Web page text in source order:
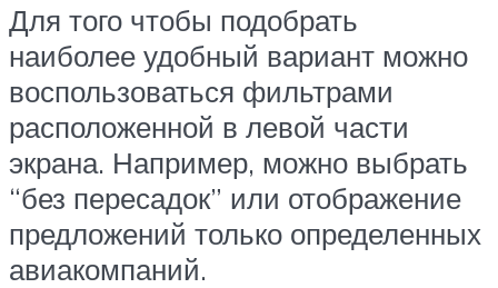
Для того чтобы подобрать
наиболее удобный вариант можно
воспользоваться фильтрами
расположенной в левой части
экрана. Например, можно выбрать
“без пересадок” или отображение
предложений только определенных
авиакомпаний.